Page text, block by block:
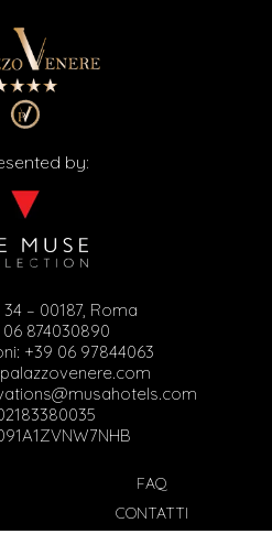
by:
– 00187, Roma
874030890
+39 06 97844063
FAQ
CONTATTI